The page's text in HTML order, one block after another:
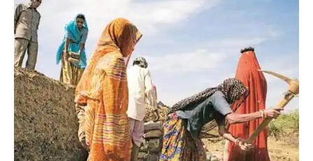
प्रशांत किशोर को नहीं चाहिए बेल,